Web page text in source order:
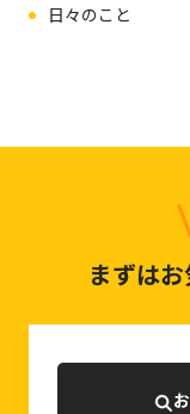
日々のこと
まずは